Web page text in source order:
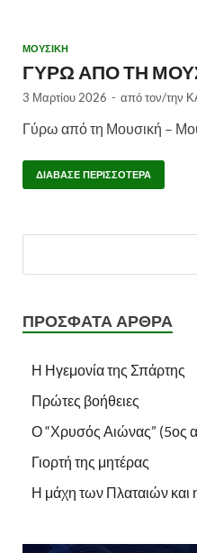
ΜΟΥΣΙΚΗ
ΓΥΡΩ ΑΠΟ ΤΗ
3 Μαρτίου 2026 - από τον/την
Γύρω από τη Μουσική –
ΔΙΆΒΑΣΕ ΠΕΡΙΣΣΌΤΕΡΑ
ΠΡΌΣΦΑΤΑ ΆΡΘΡΑ
Η Ηγεμονία της Σπάρτης
Πρώτες βοήθειες
Ο “Χρυσός Αιώνας” (5ος
Γιορτή της μητέρας
Η μάχη των Πλαταιών και